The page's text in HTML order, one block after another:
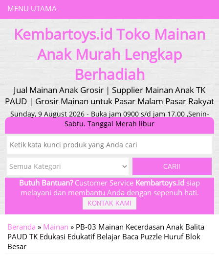
MENU UTAMA
Kembartoys.id Toko Mainan
Anak Murah Lengkap
Berhadiah
Jual Mainan Anak Grosir | Supplier Mainan Anak TK
PAUD | Grosir Mainan untuk Pasar Malam Pasar Rakyat
Sunday, 9 August 2026 - Buka jam 0900 s/d jam 17.00 ,Senin-
Sabtu. Tanggal Merah libur
CARI!
Butuh Bantuan?Customer Service Kembartoys.id siap
melayani dan membantu Anda dengan sepenuh hati.
KONTAK KAMI
Beranda » Mainan » PB-03 Mainan Kecerdasan Anak Balita
PAUD TK Edukasi Edukatif Belajar Baca Puzzle Huruf Blok
Besar